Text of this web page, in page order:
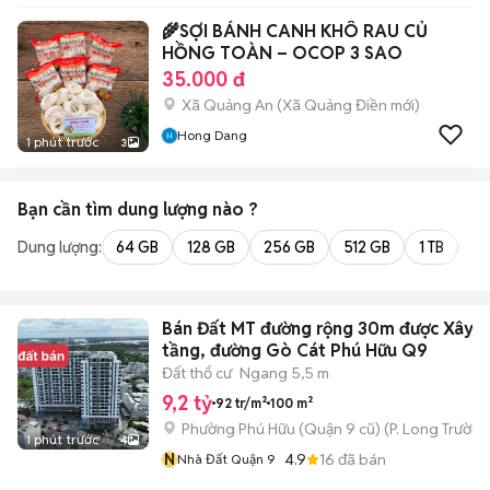
1 phút trước 3
🌾SỢI BÁNH CANH KHÔ RAU CỦ
HỒNG TOÀN – OCOP 3 SAO
35.000 đ
Xã Quảng An (Xã Quảng Điền mới)
Hong Dang
Bạn cần tìm dung lượng nào ?
Dung lượng: 64 GB 128 GB 256 GB 512 GB 1 TB
1 phút trước 4
Bán Đất MT đường rộng 30m được Xây 8
tầng, đường Gò Cát Phú Hữu Q9
Đất thổ cư Ngang 5,5 m
9,2 tỷ 92 tr/m² 100 m²
Phường Phú Hữu (Quận 9 cũ) (P. Long Trường
NNhà Đất Quận 9 4.9 16 đã bán